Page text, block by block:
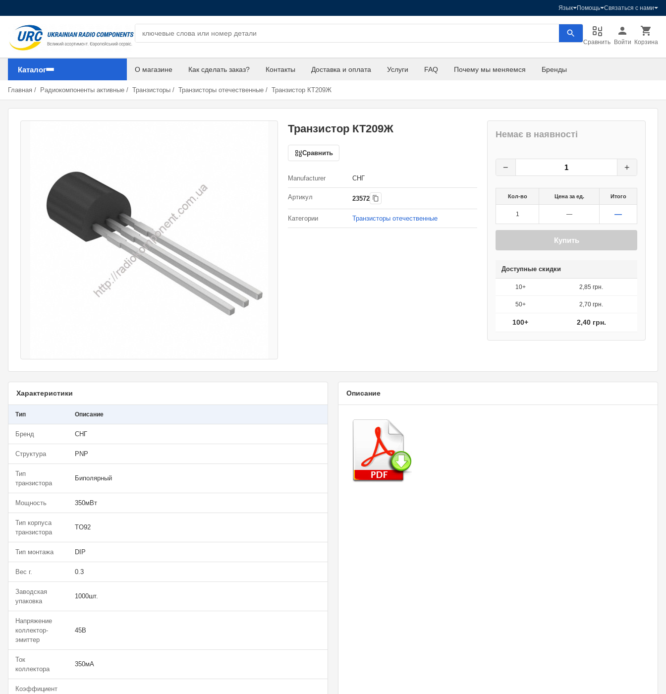
Язык Помощь Связаться с нами
Сравнить Войти Корзина
Каталог О магазине Как сделать заказ? Контакты Доставка и оплата Услуги FAQ Почему мы меняемся Бренды
Главная / Радиокомпоненты активные / Транзисторы / Транзисторы отечественные / Транзистор КТ209Ж
Транзистор КТ209Ж
Сравнить
Manufacturer СНГ
Артикул 23572
Категории Транзисторы отечественные
Немає в наявності
− +
Кол-во Цена за ед. Итого
1 — —
Купить
Доступные скидки
10+ 2,85 грн.
50+ 2,70 грн.
100+ 2,40 грн.
Характеристики
Тип Описание
Бренд СНГ
Структура PNP
Тип
транзистора
Биполярный
Мощность 350мВт
Тип корпуса
транзистора
TO92
Тип монтажа DIP
Вес г. 0.3
Заводская
упаковка
1000шт.
Напряжение
коллектор-
эмиттер
45В
Ток
коллектора
350мА
Коэффициент
Описание